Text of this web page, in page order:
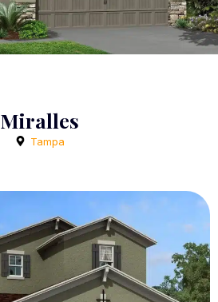
Miralles
Tampa